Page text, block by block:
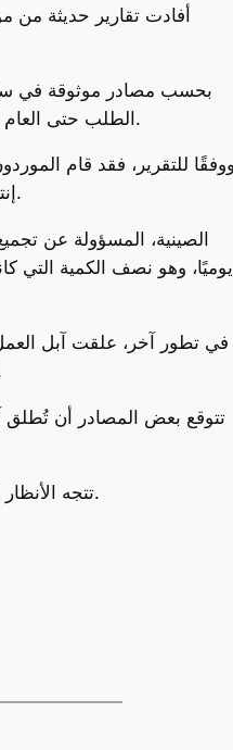
أفادت تقارير حديثة من
بحسب مصادر موثوقة في
الطلب حتى العام المقبل. تأتي هذه الخطوة وسط تقارير تشير إلى ضعف الإقبال على النظارة، والذي يعزى إلى نقص المحتوى المتاح وسعرها المرتفع.
إنتاج مكونات النظارة بناءً على توقعات آبل حول المبيعات الضعيفة، حيث امتلأت المستودعات بعشرات الآلاف من القطع غير المُسلّمة.
يوميًا، وهو نصف الكمية التي
في تطور آخر، علقت آبل
أن النسخة الأرخص قد تُطرح بسعر يصل إلى
تتوقع بعض المصادر أن تُطلق
تتجه الأنظار الآن إلى كيفية تعامل آبل مع التحديات التي تواجهها في سوق الواقع المختلط، ومدى تأثير ذلك على مستقبل منتجاتها في هذا المجال.